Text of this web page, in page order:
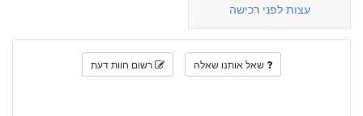
עצות לפני רכישה
שאל אותנו שאלה רשום חוות דעת